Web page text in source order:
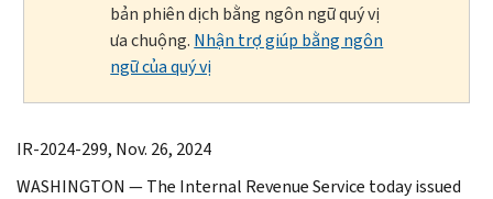
bản phiên dịch bằng ngôn ngữ quý vị
ưa chuộng. Nhận trợ giúp bằng ngôn
ngữ của quý vị
IR-2024-299, Nov. 26, 2024
WASHINGTON — The Internal Revenue Service today issued